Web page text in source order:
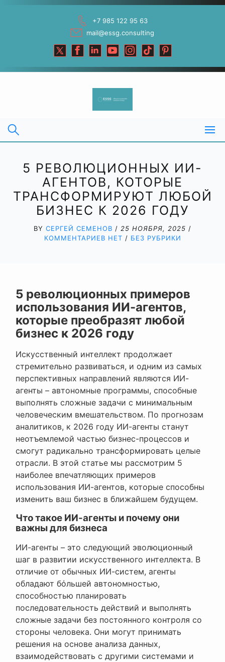
+7 985 122 95 63
mail@essg.consulting
5 РЕВОЛЮЦИОННЫХ ИИ-
АГЕНТОВ, КОТОРЫЕ
ТРАНСФОРМИРУЮТ ЛЮБОЙ
БИЗНЕС К 2026 ГОДУ
BY СЕРГЕЙ СЕМЕНОВ / 25 НОЯБРЯ, 2025 /
КОММЕНТАРИЕВ НЕТ / БЕЗ РУБРИКИ
5 революционных примеров
использования ИИ-агентов,
которые преобразят любой
бизнес к 2026 году
Искусственный интеллект продолжает
стремительно развиваться, и одним из самых
перспективных направлений являются ИИ-
агенты – автономные программы, способные
выполнять сложные задачи с минимальным
человеческим вмешательством. По прогнозам
аналитиков, к 2026 году ИИ-агенты станут
неотъемлемой частью бизнес-процессов и
смогут радикально трансформировать целые
отрасли. В этой статье мы рассмотрим 5
наиболее впечатляющих примеров
использования ИИ-агентов, которые способны
изменить ваш бизнес в ближайшем будущем.
Что такое ИИ-агенты и почему они
важны для бизнеса
ИИ-агенты – это следующий эволюционный
шаг в развитии искусственного интеллекта. В
отличие от обычных ИИ-систем, агенты
обладают бόльшей автономностью,
способностью планировать
последовательность действий и выполнять
сложные задачи без постоянного контроля со
стороны человека. Они могут принимать
решения на основе анализа данных,
взаимодействовать с другими системами и